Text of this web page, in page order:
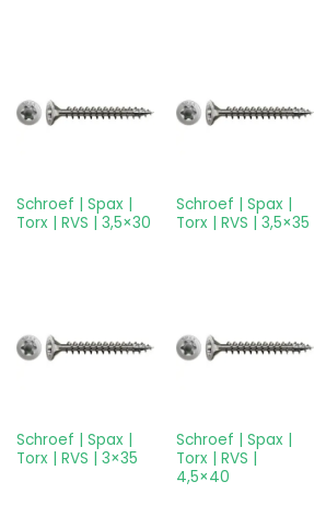
Schroef | Spax |
Torx | RVS | 3,5×30
Schroef | Spax |
Torx | RVS | 3,5×35
Schroef | Spax |
Torx | RVS | 3×35
Schroef | Spax |
Torx | RVS |
4,5×40